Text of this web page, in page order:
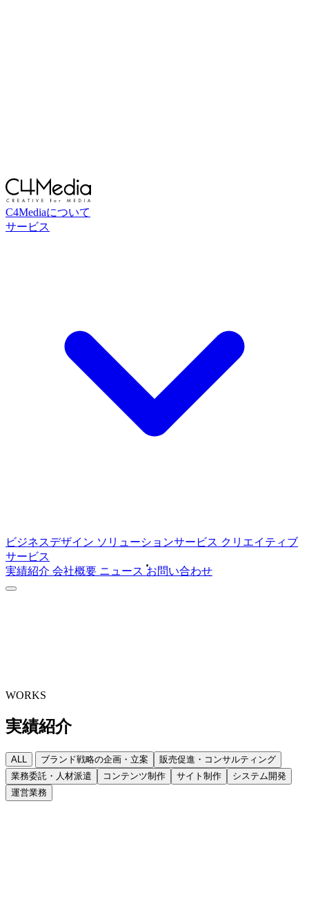
C4Mediaについて
サービス
ビジネスデザイン ソリューションサービス クリエイティブ
サービス
実績紹介 会社概要 ニュース お問い合わせ
WORKS
実績紹介
ALL ブランド戦略の企画・立案
販売促進・コンサルティング
業務委託・人材派遣
コンテンツ制作 サイト制作
システム開発
運営業務